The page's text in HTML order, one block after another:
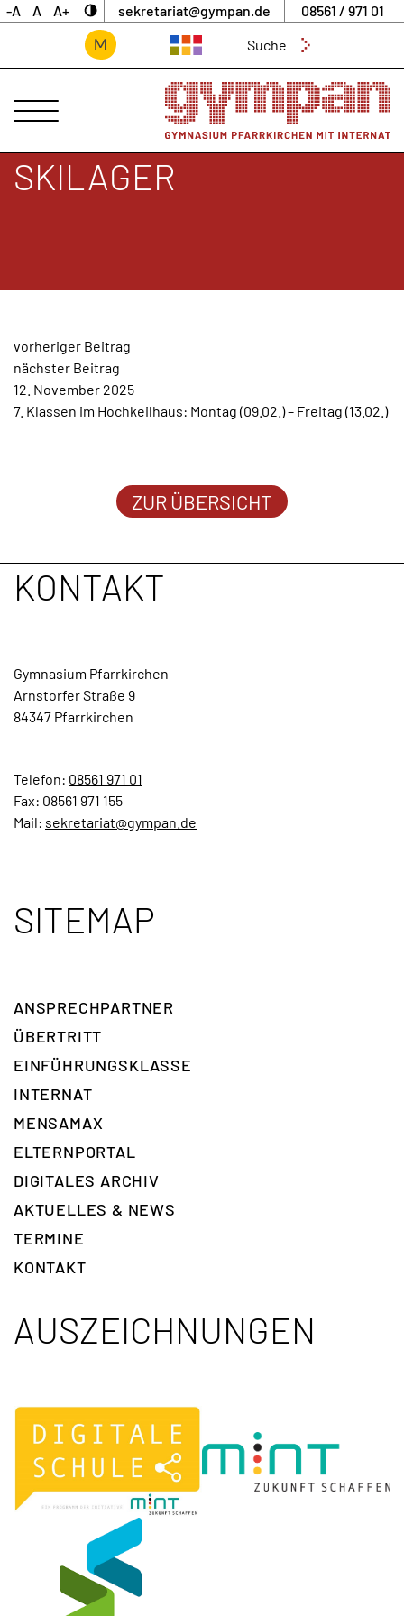
-A A A+ sekretariat@gympan.de
08561 / 971 01
nach:
ANSPRECHPARTNER
SCHULE
INTERNAT
AKTUELLES
&
NEWS
SKILAGER
BEITRAGSNAVIGATION
vorheriger Beitrag
nächster Beitrag
12. November 2025
7. Klassen im Hochkeilhaus: Montag (09.02.) – Freitag (13.02.)
ZUR ÜBERSICHT
KONTAKT
Gymnasium Pfarrkirchen
Arnstorfer Straße 9
84347 Pfarrkirchen
Telefon: 08561 971 01
Fax: 08561 971 155
Mail: sekretariat@gympan.de
SITEMAP
ANSPRECH­PARTNER
ÜBERTRITT
EINFÜHRUNGSKLASSE
INTERNAT
MENSAMAX
ELTERNPORTAL
DIGITALES ARCHIV
AKTUELLES & NEWS
TERMINE
KONTAKT
AUSZEICHNUNGEN